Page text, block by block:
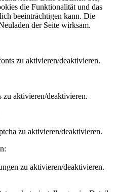
die Funktionalität und das
beeinträchtigen kann. Die
der Seite wirksam.
zu aktivieren/deaktivieren.
aktivieren/deaktivieren.
zu aktivieren/deaktivieren.
zu aktivieren/deaktivieren.